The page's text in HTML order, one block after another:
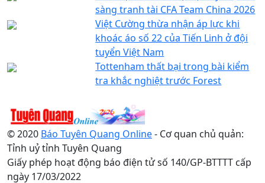
sàng tranh tài CFA Team China 2026
Việt Cường thừa nhận áp lực khi
khoác áo số 22 của Tiến Linh ở đội
tuyển Việt Nam
Tottenham thất bại trong bài kiểm
tra khắc nghiệt trước Forest
© 2020 Báo Tuyên Quang Online- Cơ quan chủ quản:
Tỉnh uỷ tỉnh Tuyên Quang
Giấy phép hoạt động báo điện tử số 140/GP-BTTTT cấp
ngày 17/03/2022